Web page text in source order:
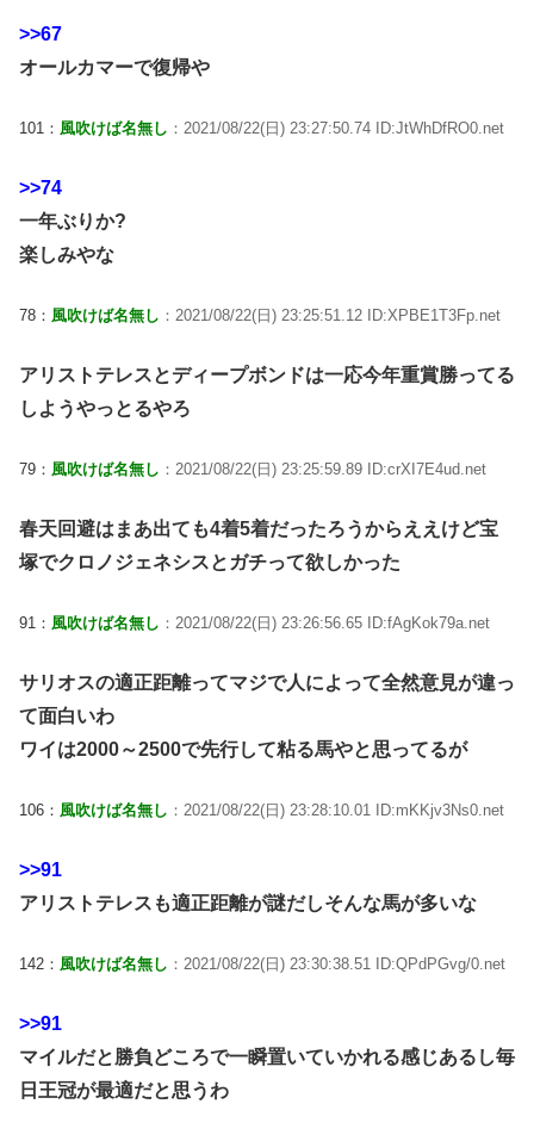
>>67
オールカマーで復帰や
101： 風吹けば名無し ：2021/08/22(日) 23:27:50.74 ID:JtWhDfRO0.net
>>74
一年ぶりか?
楽しみやな
78： 風吹けば名無し ：2021/08/22(日) 23:25:51.12 ID:XPBE1T3Fp.net
アリストテレスとディープボンドは一応今年重賞勝ってる
しようやっとるやろ
79： 風吹けば名無し ：2021/08/22(日) 23:25:59.89 ID:crXI7E4ud.net
春天回避はまあ出ても4着5着だったろうからええけど宝
塚でクロノジェネシスとガチって欲しかった
91： 風吹けば名無し ：2021/08/22(日) 23:26:56.65 ID:fAgKok79a.net
サリオスの適正距離ってマジで人によって全然意見が違っ
て面白いわ
ワイは2000～2500で先行して粘る馬やと思ってるが
106： 風吹けば名無し ：2021/08/22(日) 23:28:10.01 ID:mKKjv3Ns0.net
>>91
アリストテレスも適正距離が謎だしそんな馬が多いな
142： 風吹けば名無し ：2021/08/22(日) 23:30:38.51 ID:QPdPGvg/0.net
>>91
マイルだと勝負どころで一瞬置いていかれる感じあるし毎
日王冠が最適だと思うわ